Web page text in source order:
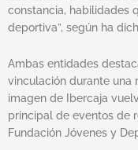
constancia, habilidades
deportiva”, según ha
Ambas entidades
vinculación durante una
imagen de Ibercaja
principal de eventos de
Fundación Jóvenes y